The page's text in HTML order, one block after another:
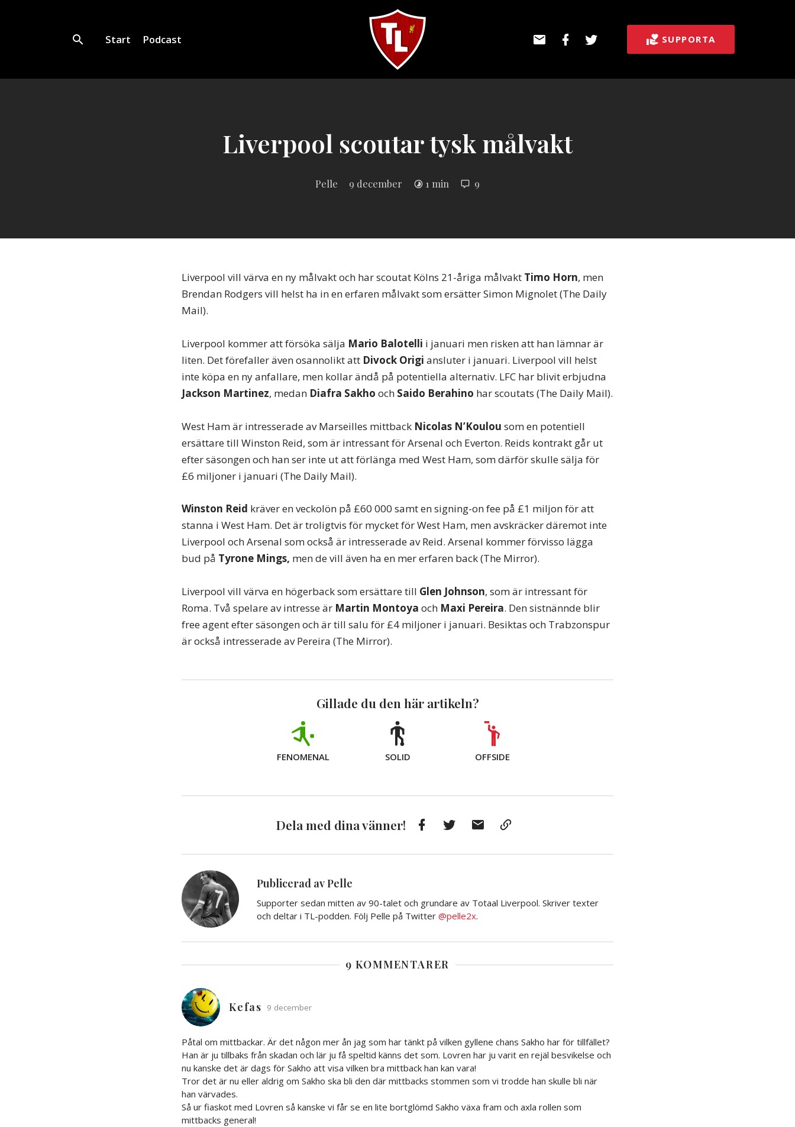
Sveriges
Start Podcast post
Facebook SUPPORTA
Liverpool scoutar tysk målvakt
Pelle 9 december 1 min 9
Liverpool vill värva en ny målvakt och har scoutat Kölns 21-åriga målvakt Timo Horn, men
Brendan Rodgers vill helst ha in en erfaren målvakt som ersätter Simon Mignolet (The Daily
Mail).
Liverpool kommer att försöka sälja Mario Balotelli i januari men risken att han lämnar är
liten. Det förefaller även osannolikt att Divock Origi ansluter i januari. Liverpool vill helst
inte köpa en ny anfallare, men kollar ändå på potentiella alternativ. LFC har blivit erbjudna
Jackson Martinez, medan Diafra Sakho och Saido Berahino har scoutats (The Daily Mail).
West Ham är intresserade av Marseilles mittback Nicolas N’Koulou som en potentiell
ersättare till Winston Reid, som är intressant för Arsenal och Everton. Reids kontrakt går ut
efter säsongen och han ser inte ut att förlänga med West Ham, som därför skulle sälja för
£6 miljoner i januari (The Daily Mail).
Winston Reid kräver en veckolön på £60 000 samt en signing-on fee på £1 miljon för att
stanna i West Ham. Det är troligtvis för mycket för West Ham, men avskräcker däremot inte
Liverpool och Arsenal som också är intresserade av Reid. Arsenal kommer förvisso lägga
bud på Tyrone Mings, men de vill även ha en mer erfaren back (The Mirror).
Liverpool vill värva en högerback som ersättare till Glen Johnson, som är intressant för
Roma. Två spelare av intresse är Martin Montoya och Maxi Pereira. Den sistnännde blir
free agent efter säsongen och är till salu för £4 miljoner i januari. Besiktas och Trabzonspur
är också intresserade av Pereira (The Mirror).
Gillade du den här artikeln?
FENOMENAL SOLID OFFSIDE
Dela med dina vänner! FacebookTwitter
post
Publicerad av Pelle
Supporter sedan mitten av 90-talet och grundare av Totaal Liverpool. Skriver texter
och deltar i TL-podden. Följ Pelle på Twitter @pelle2x.
9 KOMMENTARER
Kefas 9 december
Påtal om mittbackar. Är det någon mer ån jag som har tänkt på vilken gyllene chans Sakho har för tillfället?
Han är ju tillbaks från skadan och lär ju få speltid känns det som. Lovren har ju varit en rejäl besvikelse och
nu kanske det är dags för Sakho att visa vilken bra mittback han kan vara!
Tror det är nu eller aldrig om Sakho ska bli den där mittbacks stommen som vi trodde han skulle bli när
han värvades.
Så ur fiaskot med Lovren så kanske vi får se en lite bortglömd Sakho växa fram och axla rollen som
mittbacks general!